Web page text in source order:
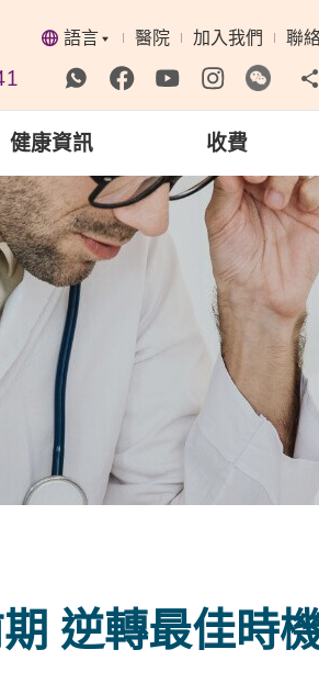
語言
醫院 加入我們 聯
健康資訊 收費
逆轉最佳時